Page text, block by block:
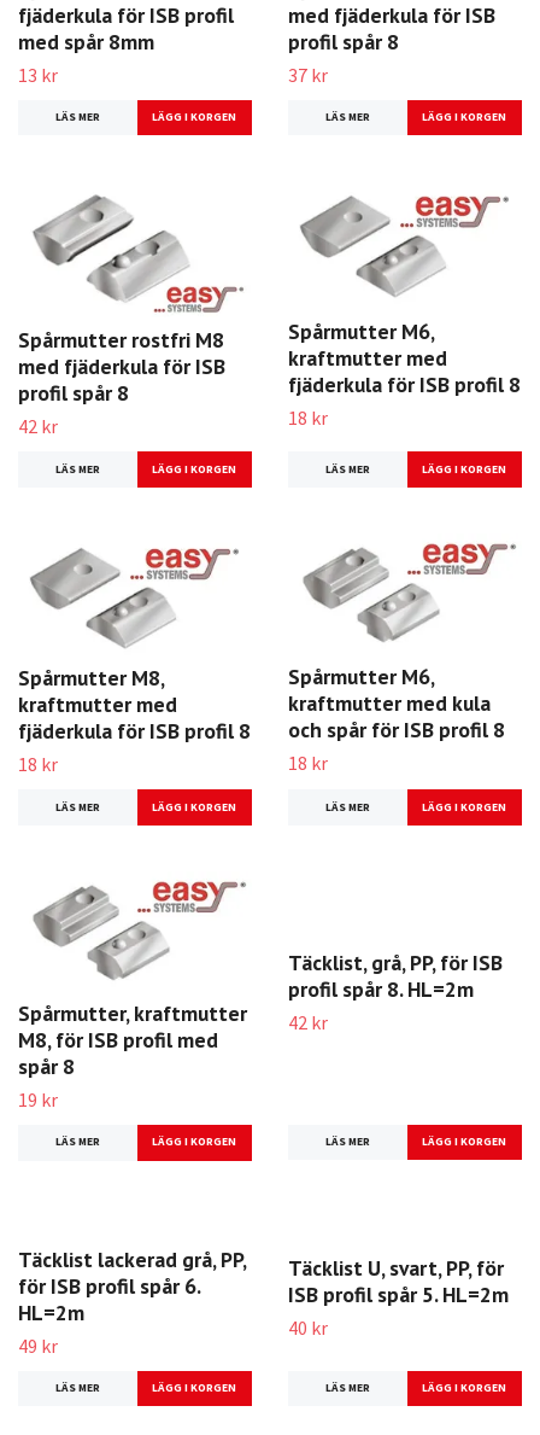
fjäderkula för ISB profil
med spår 8mm
13 kr
LÄS MER
med fjäderkula för ISB
profil spår 8
37 kr
LÄS MER
Spårmutter rostfri M8
med fjäderkula för ISB
profil spår 8
42 kr
LÄS MER
Spårmutter M6,
kraftmutter med
fjäderkula för ISB profil 8
18 kr
LÄS MER
Spårmutter M8,
kraftmutter med
fjäderkula för ISB profil 8
18 kr
LÄS MER
Spårmutter M6,
kraftmutter med kula
och spår för ISB profil 8
18 kr
LÄS MER
Spårmutter, kraftmutter
M8, för ISB profil med
spår 8
19 kr
LÄS MER
Täcklist, grå, PP, för ISB
LÄS MER
Täcklist lackerad grå, PP,
för ISB profil spår 6.
Täcklist U, svart, PP, för
ISB profil spår 5. HL=2m